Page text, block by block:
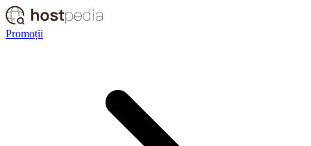
Promoții